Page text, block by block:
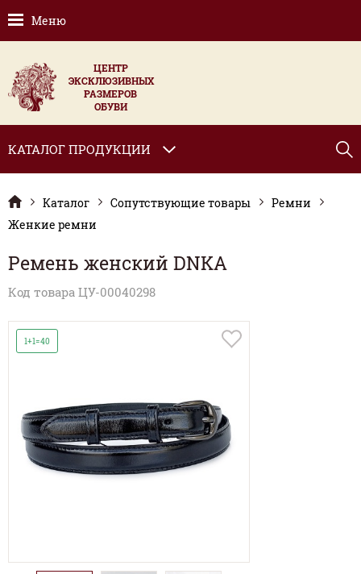
Меню
ЦЕНТР
ЭКСКЛЮЗИВНЫХ
РАЗМЕРОВ
ОБУВИ
КАТАЛОГ ПРОДУКЦИИ
Каталог Сопутствующие товары
Ремни
Женкие ремни
Ремень женский DNKA
Код товара ЦУ-00040298
1+1=40